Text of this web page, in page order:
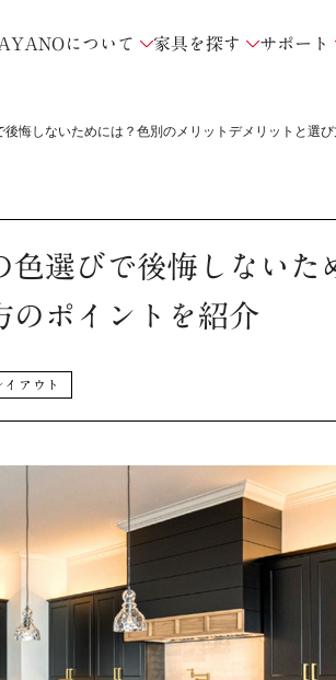
AYANOについて 家具を探す サポート
悔しないためには？色別のメリットデメリットと選
色選びで後悔しないた
のポイントを紹介
イアウト